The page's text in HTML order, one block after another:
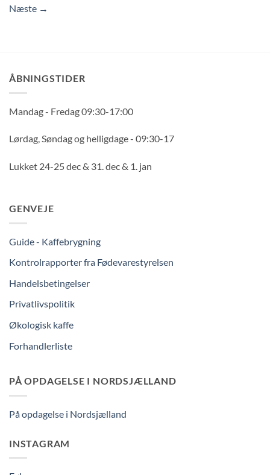
Næste →
ÅBNINGSTIDER
Mandag - Fredag 09:30-17:00
Lørdag, Søndag og helligdage - 09:30-17
Lukket 24-25 dec & 31. dec & 1. jan
GENVEJE
Guide - Kaffebrygning
Kontrolrapporter fra Fødevarestyrelsen
Handelsbetingelser
Privatlivspolitik
Økologisk kaffe
Forhandlerliste
PÅ OPDAGELSE I NORDSJÆLLAND
På opdagelse i Nordsjælland
INSTAGRAM